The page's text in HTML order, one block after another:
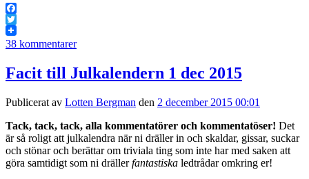
Facebook
Twitter
38 kommentarer
Facit till Julkalendern 1 dec 2015
Publicerat av Lotten Bergman den 2 december 2015 00:01
Tack, tack, tack, alla kommentatörer och kommentatöser! Det
är så roligt att julkalendra när ni dräller in och skaldar, gissar, suckar
och stönar och berättar om triviala ting som inte har med saken att
göra samtidigt som ni drällerfantastiska ledtrådar omkring er!